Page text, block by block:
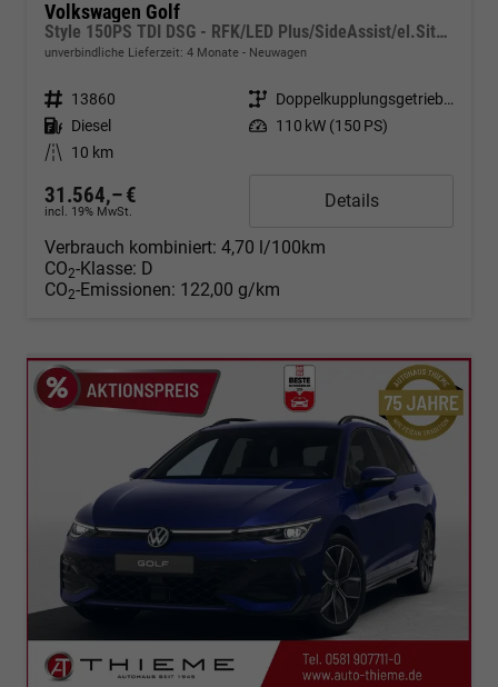
Volkswagen Golf
Style 150PS TDI DSG - RFK/LED Plus/SideAssist/el.Sitz/App
unverbindliche Lieferzeit: 4 Monate Neuwagen
Fahrzeugnr. 13860 Getriebe
Doppelkupplungsgetriebe (DSG)
Kraftstoff Diesel Leistung 110 kW (150 PS)
Kilometerstand
10 km
31.564,– €
incl. 19% MwSt.
Details
Verbrauch kombiniert: 4,70 l/100km
CO2-Klasse: D
CO2-Emissionen: 122,00 g/km